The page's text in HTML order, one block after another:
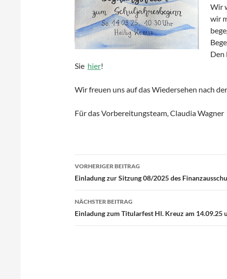
Wir
wir
Den
Sie hier!
Wir freuen uns auf das Wiedersehen nach
Für das Vorbereitungsteam, Claudia Wagner
Beitragsnavigation
VORHERIGER BEITRAG
Einladung zur Sitzung 08/2025 des
NÄCHSTER BEITRAG
Einladung zum Titularfest Hl. Kreuz am 14.09.25